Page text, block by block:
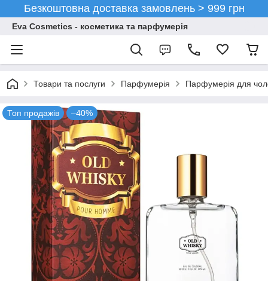
Безкоштовна доставка замовлень > 999 грн
Eva Cosmetics - косметика та парфумерія
Товари та послуги Парфумерія Парфумерія для
Топ продажів –40%